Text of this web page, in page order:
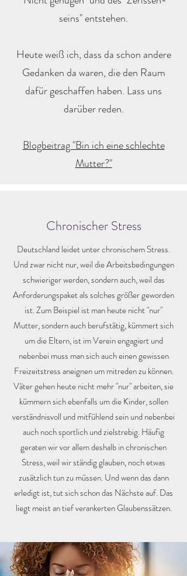
seins" entstehen.
Heute weiß ich, dass da schon andere
Gedanken da waren, die den Raum
dafür geschaffen haben. Lass uns
darüber reden.
Blogbeitrag "Bin ich eine schlechte
Mutter?"
Chronischer Stress
Deutschland leidet unter chronischem Stress.
Und zwar nicht nur, weil die Arbeitsbedingungen
schwieriger werden, sondern auch, weil das
Anforderungspaket als solches größer geworden
ist. Zum Beispiel ist man heute nicht "nur"
Mutter, sondern auch berufstätig, kümmert sich
um die Eltern, ist im Verein engagiert und
nebenbei muss man sich auch einen gewissen
Freizeitstress aneignen um mitreden zu können.
Väter gehen heute nicht mehr "nur" arbeiten, sie
kümmern sich ebenfalls um die Kinder, sollen
verständnisvoll und mitfühlend sein und nebenbei
auch noch sportlich und zielstrebig. Häufig
geraten wir vor allem deshalb in chronischen
Stress, weil wir ständig glauben, noch etwas
zusätzlich tun zu müssen. Und wenn das dann
erledigt ist, tut sich schon das Nächste auf. Das
liegt meist an tief verankerten Glaubenssätzen.